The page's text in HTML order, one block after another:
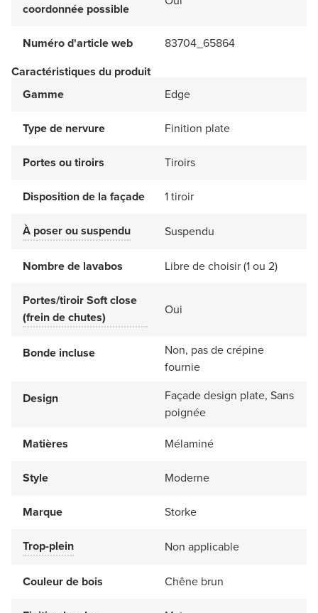
coordonnée possible
Numéro d'article web
83704_65864
Caractéristiques du produit
Gamme
Edge
Type de nervure Finition plate
Portes ou tiroirs Tiroirs
Disposition de la façade 1 tiroir
À poser ou suspendu Suspendu
Nombre de lavabos Libre de choisir (1 ou 2)
Portes/tiroir Soft close
(frein de chutes)
Oui
Bonde incluse
Non, pas de crépine
fournie
Design
Façade design plate, Sans
poignée
Matières
Mélaminé
Style Moderne
Marque Storke
Trop-plein Non applicable
Couleur de bois Chêne brun